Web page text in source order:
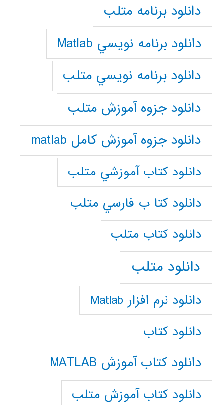
دانلود برنامه متلب
دانلود برنامه نويسي Matlab
دانلود برنامه نويسي متلب
دانلود جزوه آموزش متلب
دانلود جزوه آموزش کامل matlab
دانلود كتاب آموزشي متلب
دانلود كتا ب فارسي متلب
دانلود كتاب متلب
دانلود متلب
دانلود نرم افزار Matlab
دانلود کتاب
دانلود کتاب آموزش MATLAB
دانلود کتاب آموزش متلب